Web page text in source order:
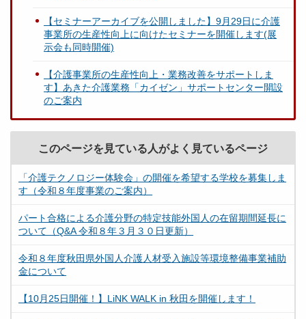
【セミナーアーカイブを公開しました】9月29日に介護
事業所の生産性向上に向けたセミナーを開催します(展
示会も同時開催)
【介護事業所の生産性向上・業務改善をサポートしま
す】あきた介護業務「カイゼン」サポートセンター開設
のご案内
このページを見ている人がよく見ているページ
「介護テクノロジー体験会」の開催を希望する学校を募集しま
す（令和８年度事業のご案内）
パート合格による介護分野の特定技能外国人の在留期間延長に
ついて（Q&A 令和８年３月３０日更新）
令和８年度秋田県外国人介護人材受入施設等環境整備事業補助
金について
【10月25日開催！】LiNK WALK in 秋田を開催します！